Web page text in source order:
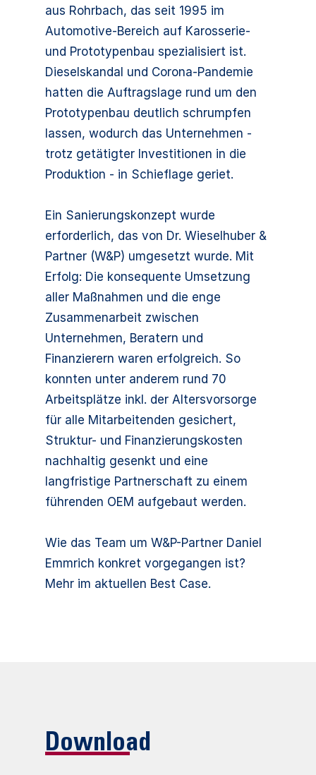
aus Rohrbach, das seit 1995 im
Automotive-Bereich auf Karosserie-
und Prototypenbau spezialisiert ist.
Dieselskandal und Corona-Pandemie
hatten die Auftragslage rund um den
Prototypenbau deutlich schrumpfen
lassen, wodurch das Unternehmen -
trotz getätigter Investitionen in die
Produktion - in Schieflage geriet.
Ein Sanierungskonzept wurde
erforderlich, das von Dr. Wieselhuber &
Partner (W&P) umgesetzt wurde. Mit
Erfolg: Die konsequente Umsetzung
aller Maßnahmen und die enge
Zusammenarbeit zwischen
Unternehmen, Beratern und
Finanzierern waren erfolgreich. So
konnten unter anderem rund 70
Arbeitsplätze inkl. der Altersvorsorge
für alle Mitarbeitenden gesichert,
Struktur- und Finanzierungskosten
nachhaltig gesenkt und eine
langfristige Partnerschaft zu einem
führenden OEM aufgebaut werden.
Wie das Team um W&P-Partner Daniel
Emmrich konkret vorgegangen ist?
Mehr im aktuellen Best Case.
Download